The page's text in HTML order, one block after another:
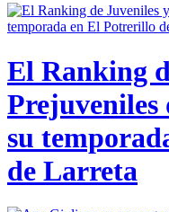
El Ranking
Prejuveniles
su
de Larreta